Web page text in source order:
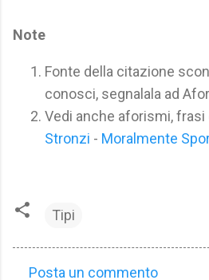
Note
Fonte della citazione
conosci, segnalala ad
Vedi anche aforismi,
Stronzi - Moralmente
Tipi
Posta un commento